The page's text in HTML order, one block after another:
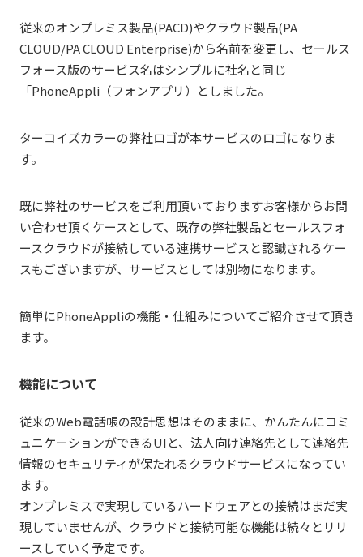
従来のオンプレミス製品(PACD)やクラウド製品(PA
CLOUD/PA CLOUD Enterprise)から名前を変更し、セールス
フォース版のサービス名はシンプルに社名と同じ
「PhoneAppli（フォンアプリ）としました。
ターコイズカラーの弊社ロゴが本サービスのロゴになりま
す。
既に弊社のサービスをご利用頂いておりますお客様からお問
い合わせ頂くケースとして、既存の弊社製品とセールスフォ
ースクラウドが接続している連携サービスと認識されるケー
スもございますが、サービスとしては別物になります。
簡単にPhoneAppliの機能・仕組みについてご紹介させて頂き
ます。
機能について
従来のWeb電話帳の設計思想はそのままに、かんたんにコミ
ュニケーションができるUIと、法人向け連絡先として連絡先
情報のセキュリティが保たれるクラウドサービスになってい
ます。
オンプレミスで実現しているハードウェアとの接続はまだ実
現していませんが、クラウドと接続可能な機能は続々とリリ
ースしていく予定です。